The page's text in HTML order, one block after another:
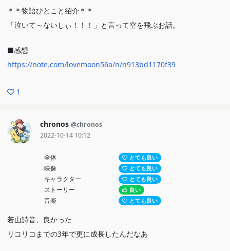
＊＊物語ひとこと紹介＊＊
「泣いて～ないしぃ！！！」と言って空を飛ぶお話。
■感想
https://note.com/lovemoon56a/n/n913bd1170f39
1
chronos @chronos
2022-10-14 10:12
全体 とても良い
映像 とても良い
キャラクター とても良い
ストーリー 良い
音楽 とても良い
若山詩音、良かった
リコリコまでの3年で更に成長したんだなあ